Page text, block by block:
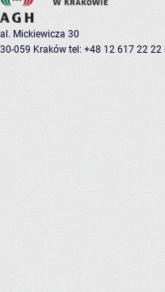
al. Mickiewicza 30
30-059 Kraków tel: +48 12 617 22 22